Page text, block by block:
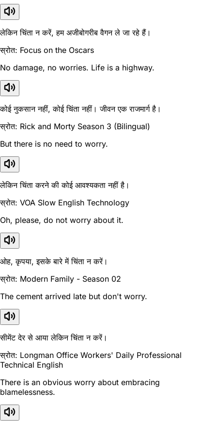
लेकिन चिंता न करें, हम अजीबोगरीब वैगन ले जा रहे हैं।
स्रोत: Focus on the Oscars
No damage, no worries. Life is a highway.
कोई नुकसान नहीं, कोई चिंता नहीं। जीवन एक राजमार्ग है।
स्रोत: Rick and Morty Season 3 (Bilingual)
But there is no need to worry.
लेकिन चिंता करने की कोई आवश्यकता नहीं है।
स्रोत: VOA Slow English Technology
Oh, please, do not worry about it.
ओह, कृपया, इसके बारे में चिंता न करें।
स्रोत: Modern Family - Season 02
The cement arrived late but don't worry.
सीमेंट देर से आया लेकिन चिंता न करें।
स्रोत: Longman Office Workers' Daily Professional
Technical English
There is an obvious worry about embracing
blamelessness.